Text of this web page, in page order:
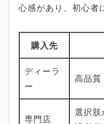
心感があり、初心者
購入先
ディーラ
ー
高品質
専門店
選択肢